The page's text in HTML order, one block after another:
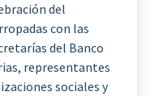
del
con las
del Banco
representantes
sociales y